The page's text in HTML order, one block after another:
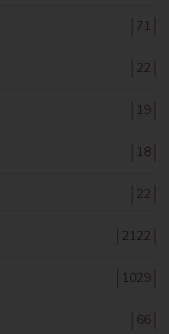
71
22
19
18
22
2122
1029
66